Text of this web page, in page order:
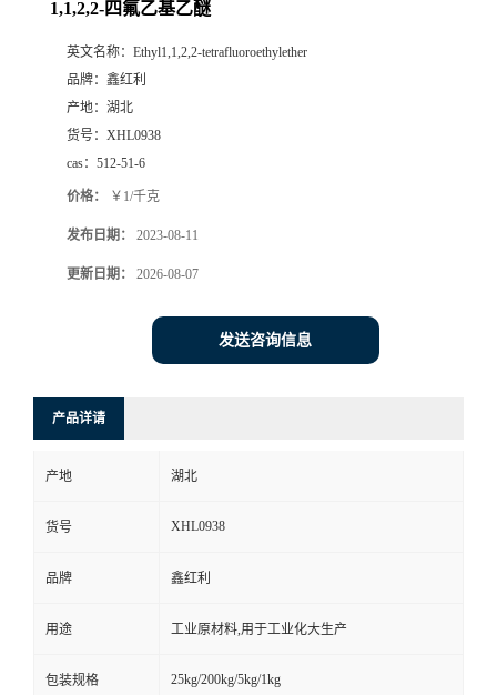
1,1,2,2-四氟乙基乙醚
英文名称： Ethyl1,1,2,2-tetrafluoroethylether
品牌： 鑫红利
产地： 湖北
货号： XHL0938
cas： 512-51-6
价格： ￥1/千克
发布日期： 2023-08-11
更新日期： 2026-08-07
发送咨询信息
产品详请
产地 湖北
货号 XHL0938
品牌 鑫红利
用途 工业原材料,用于工业化大生产
包装规格 25kg/200kg/5kg/1kg